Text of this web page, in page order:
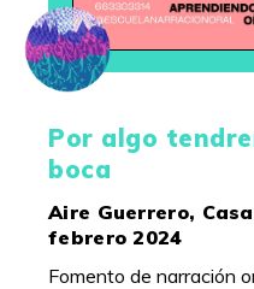
Por algo
boca
Aire Guerrero,
febrero 2024
Fomento de narración